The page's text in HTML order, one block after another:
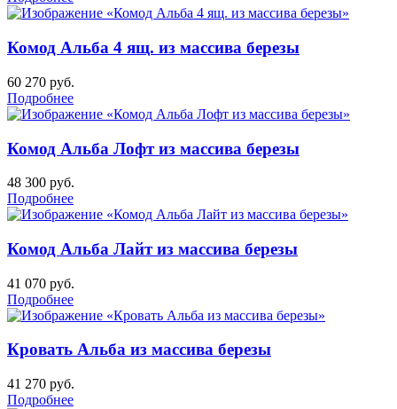
Комод Альба 4 ящ. из массива березы
60 270 руб.
Подробнее
Комод Альба Лофт из массива березы
48 300 руб.
Подробнее
Комод Альба Лайт из массива березы
41 070 руб.
Подробнее
Кровать Альба из массива березы
41 270 руб.
Подробнее